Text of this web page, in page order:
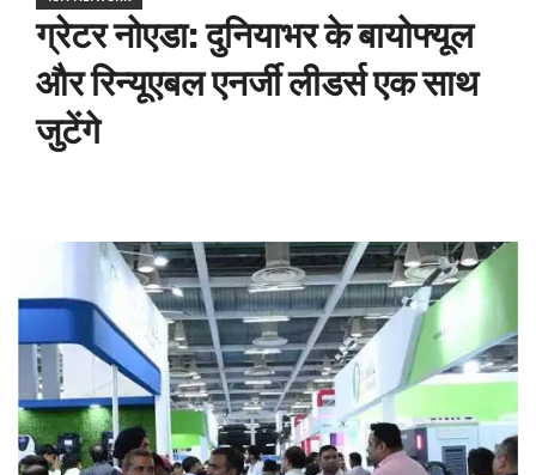
ग्रेटर नोएडा: दुनियाभर के बायोफ्यूल
और रिन्यूएबल एनर्जी लीडर्स एक साथ
जुटेंगे